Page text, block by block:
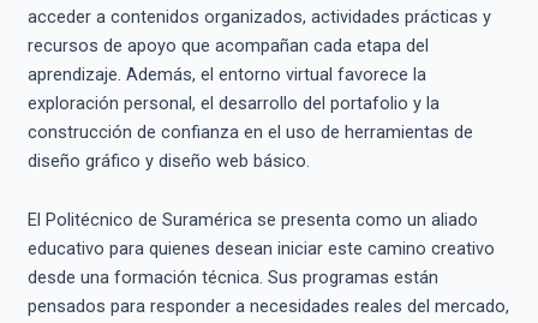
acceder a contenidos organizados, actividades prácticas y
recursos de apoyo que acompañan cada etapa del
aprendizaje. Además, el entorno virtual favorece la
exploración personal, el desarrollo del portafolio y la
construcción de confianza en el uso de herramientas de
diseño gráfico y diseño web básico.
El Politécnico de Suramérica se presenta como un aliado
educativo para quienes desean iniciar este camino creativo
desde una formación técnica. Sus programas están
pensados para responder a necesidades reales del mercado,